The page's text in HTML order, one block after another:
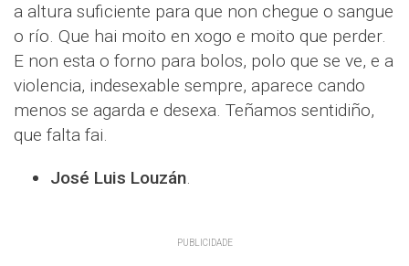
a altura suficiente para que non chegue o sangue
o río. Que hai moito en xogo e moito que perder.
E non esta o forno para bolos, polo que se ve, e a
violencia, indesexable sempre, aparece cando
menos se agarda e desexa. Teñamos sentidiño,
que falta fai.
José Luis Louzán.